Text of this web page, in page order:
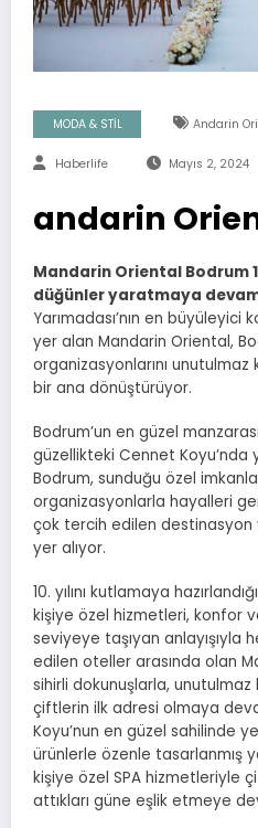
MODA & STİL Andarin
Haberlife Mayıs 2, 2024
andarin
Mandarin Oriental Bodrum
düğünler yaratmaya
Yarımadası’nın en
yer alan Mandarin Oriental,
organizasyonlarını unutulmaz
bir ana dönüştürüyor.
Bodrum’un en güzel
güzellikteki Cennet
Bodrum, sunduğu özel
organizasyonlarla hayalleri
çok tercih edilen destinasyon
yer alıyor.
10. yılını kutlamaya
kişiye özel hizmetleri, konfor
seviyeye taşıyan anlayışıyla
edilen oteller arasında olan
sihirli dokunuşlarla,
çiftlerin ilk adresi olmaya
Koyu’nun en güzel sahilinde
ürünlerle özenle tasarlanmış
kişiye özel SPA hizmetleriyle
attıkları güne eşlik etmeye